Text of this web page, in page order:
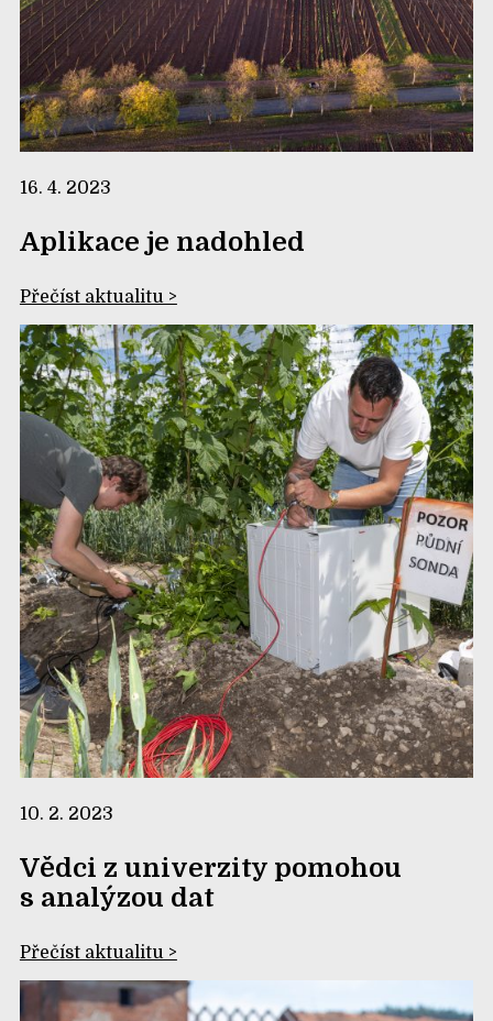
16. 4. 2023
Aplikace je nadohled
Přečíst aktualitu >
10. 2. 2023
Vědci z univerzity pomohou
s analýzou dat
Přečíst aktualitu >